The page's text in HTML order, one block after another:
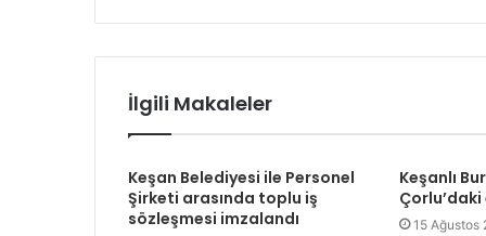
n
İlgili Makaleler
Keşan Belediyesi ile Personel
Şirketi arasında toplu iş
sözleşmesi imzalandı
Keşanlı
15 Ağustos